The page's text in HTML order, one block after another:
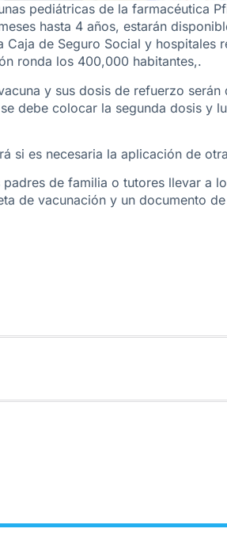
pediátricas de la farmacéutica
hasta 4 años, estarán
de Seguro Social y hospitales
ronda los 400,000 habitantes,.
y sus dosis de refuerzo serán
debe colocar la segunda dosis y
si es necesaria la aplicación de
de familia o tutores llevar a
de vacunación y un documento